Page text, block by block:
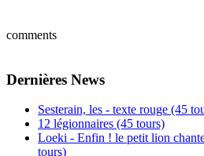
comments
Dernières News
Sesterain, les - texte rouge (45
12 légionnaires (45 tours)
Loeki - Enfin ! le petit lion
tours)